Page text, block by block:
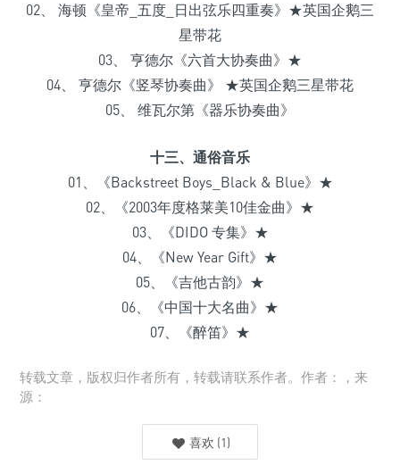
02、 海顿《皇帝_五度_日出弦乐四重奏》★英国企鹅三
星带花
03、 亨德尔《六首大协奏曲》★
04、 亨德尔《竖琴协奏曲》 ★英国企鹅三星带花
05、 维瓦尔第《器乐协奏曲》
十三、通俗音乐
01、《Backstreet Boys_Black & Blue》★
02、《2003年度格莱美10佳金曲》★
03、《DIDO 专集》★
04、《New Year Gift》★
05、《吉他古韵》★
06、《中国十大名曲》★
07、《醉笛》★
转载文章，版权归作者所有，转载请联系作者。作者：，来
源：
喜欢 (1)